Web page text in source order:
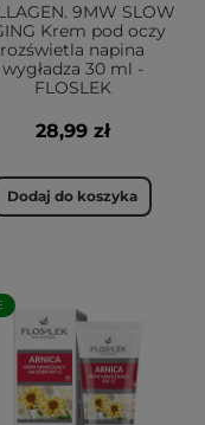
9MW SLOW
Krem pod oczy
rozświetla napina
wygładza 30 ml -
FLOSLEK
28,99 zł
Dodaj do koszyka